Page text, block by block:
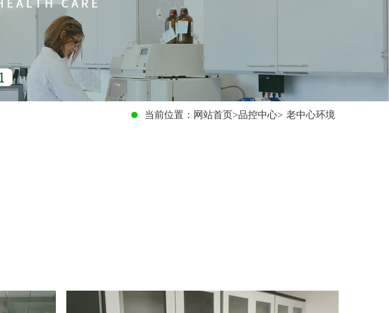
当前位置： 网站首页>品控中心> 老中心环境